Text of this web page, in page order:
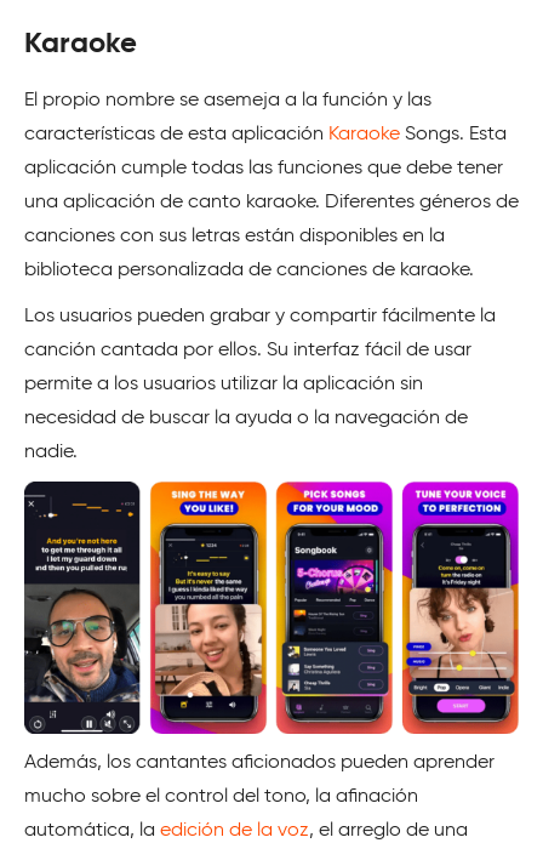
Karaoke
El propio nombre se asemeja a la función y las
características de esta aplicación Karaoke Songs. Esta
aplicación cumple todas las funciones que debe tener
una aplicación de canto karaoke. Diferentes géneros de
canciones con sus letras están disponibles en la
biblioteca personalizada de canciones de karaoke.
Los usuarios pueden grabar y compartir fácilmente la
canción cantada por ellos. Su interfaz fácil de usar
permite a los usuarios utilizar la aplicación sin
necesidad de buscar la ayuda o la navegación de
nadie.
Además, los cantantes aficionados pueden aprender
mucho sobre el control del tono, la afinación
automática, la edición de la voz, el arreglo de una